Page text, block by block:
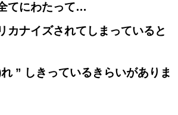
てにわたって…
カナイズされてしまっていると
れ ” しきっているきらいがありま